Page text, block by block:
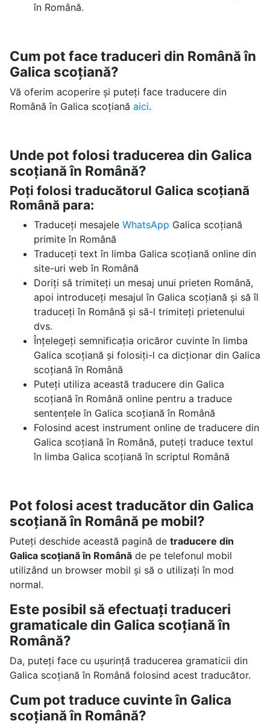
în Română.
Cum pot face traduceri din Română în
Galica scoțiană?
Vă oferim acoperire și puteți face traducere din
Română în Galica scoțiană aici.
Unde pot folosi traducerea din Galica
scoțiană în Română?
Poți folosi traducătorul Galica scoțiană
Română para:
Traduceți mesajele WhatsApp Galica scoțiană
primite în Română
Traduceți text în limba Galica scoțiană online din
site-uri web în Română
Doriți să trimiteți un mesaj unui prieten Română,
apoi introduceți mesajul în Galica scoțiană și să îl
traduceți în Română și să-l trimiteți prietenului
dvs.
Înțelegeți semnificația oricăror cuvinte în limba
Galica scoțiană și folosiți-l ca dicționar din Galica
scoțiană în Română
Puteți utiliza această traducere din Galica
scoțiană în Română online pentru a traduce
sentențele în Galica scoțiană în Română
Folosind acest instrument online de traducere din
Galica scoțiană în Română, puteți traduce textul
în limba Galica scoțiană în scriptul Română
Pot folosi acest traducător din Galica
scoțiană în Română pe mobil?
Puteți deschide această pagină de traducere din
Galica scoțiană în Românăde pe telefonul mobil
utilizând un browser mobil și să o utilizați în mod
normal.
Este posibil să efectuați traduceri
gramaticale din Galica scoțiană în
Română?
Da, puteți face cu ușurință traducerea gramaticii din
Galica scoțiană în Română folosind acest traducător.
Cum pot traduce cuvinte în Galica
scoțiană în Română?